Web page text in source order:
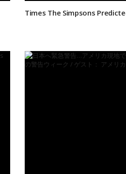
Times The Simpsons